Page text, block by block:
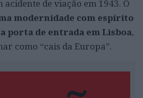
de viação em 1943. O
modernidade com espírito
porta de entrada em Lisboa,
como “cais da Europa”.